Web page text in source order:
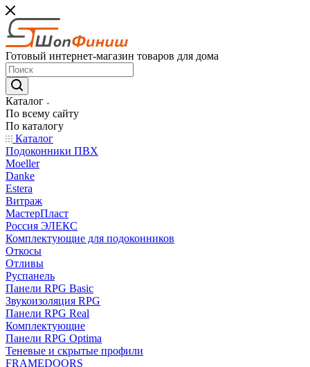
Готовый интернет-магазин товаров для дома
Каталог
По всему сайту
По каталогу
Каталог
Подоконники ПВХ
Moeller
Danke
Estera
Витраж
МастерПласт
Россия ЭЛЕКС
Комплектующие для подоконников
Откосы
Отливы
Руспанель
Панели RPG Basic
Звукоизоляция RPG
Панели RPG Real
Комплектующие
Панели RPG Optima
Теневые и скрытые профили
FRAMEDOORS